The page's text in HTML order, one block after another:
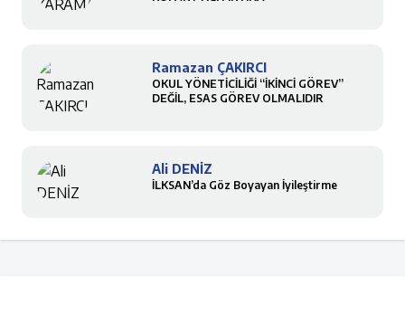
Ramazan ÇAKIRCI
OKUL YÖNETİCİLİĞİ “İKİNCİ GÖREV”
DEĞİL, ESAS GÖREV OLMALIDIR
Ali DENİZ
İLKSAN’da Göz Boyayan İyileştirme